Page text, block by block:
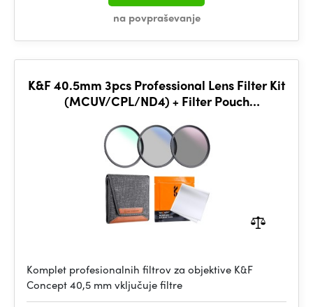
na povpraševanje
K&F 40.5mm 3pcs Professional Lens Filter Kit
(MCUV/CPL/ND4) + Filter Pouch
Komplet profesionalnih filtrov za objektive K&F
Concept 40,5 mm vključuje filtre